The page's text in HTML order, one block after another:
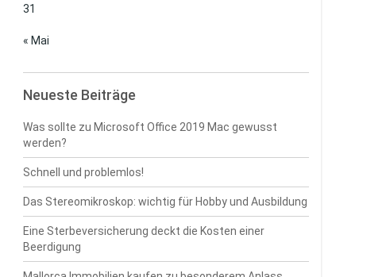
31
« Mai
Neueste Beiträge
Was sollte zu Microsoft Office 2019 Mac gewusst
werden?
Schnell und problemlos!
Das Stereomikroskop: wichtig für Hobby und Ausbildung
Eine Sterbeversicherung deckt die Kosten einer
Beerdigung